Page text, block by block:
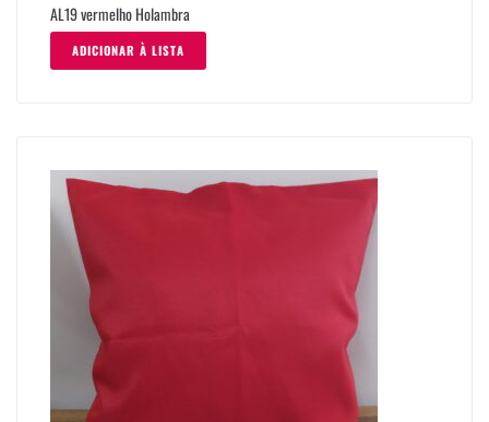
AL19 vermelho Holambra
ADICIONAR À LISTA